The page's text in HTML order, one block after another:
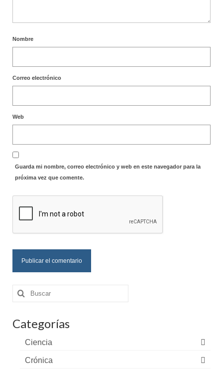
Nombre
Correo electrónico
Web
Guarda mi nombre, correo electrónico y web en este navegador para la
próxima vez que comente.
Buscar
por:
Categorías
Ciencia
Crónica